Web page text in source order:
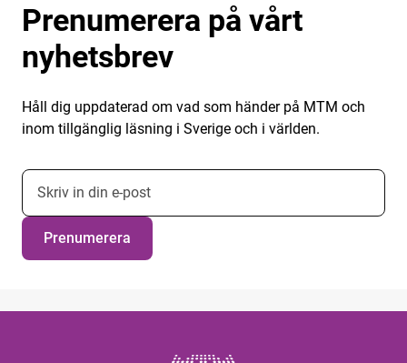
Prenumerera på vårt
nyhetsbrev
Håll dig uppdaterad om vad som händer på MTM och
inom tillgänglig läsning i Sverige och i världen.
E-postadress nyhetsbrevsprenumeration
Prenumerera